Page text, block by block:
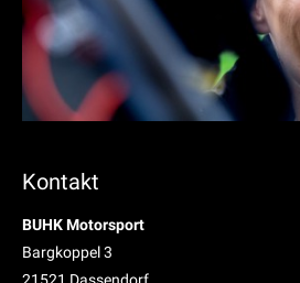
Kontakt
BUHK Motorsport
Bargkoppel 3